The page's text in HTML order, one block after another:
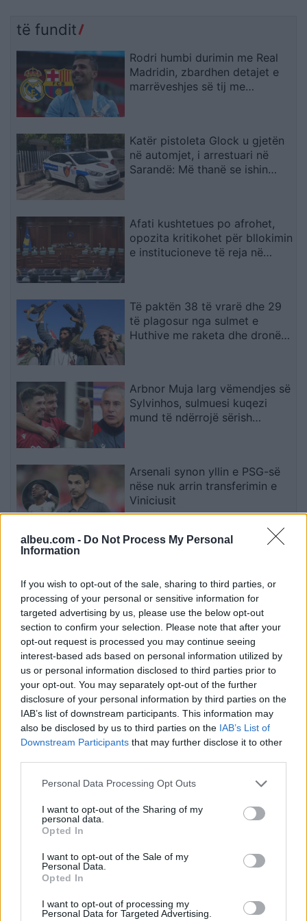
albeu.com - Do Not Process My Personal
Information
If you wish to opt-out of the sale, sharing to third parties, or
processing of your personal or sensitive information for
targeted advertising by us, please use the below opt-out
section to confirm your selection. Please note that after your
opt-out request is processed you may continue seeing
interest-based ads based on personal information utilized by
us or personal information disclosed to third parties prior to
your opt-out. You may separately opt-out of the further
disclosure of your personal information by third parties on the
IAB’s list of downstream participants. This information may
also be disclosed by us to third parties on the IAB’s List of
Downstream Participants that may further disclose it to other
Personal Data Processing Opt Outs
I want to opt-out of the Sharing of my
personal data.
Opted In
I want to opt-out of the Sale of my
Personal Data.
Opted In
I want to opt-out of processing my
Personal Data for Targeted Advertising.
të fundit
Rodri humbi durimin me Real
Madridin, zbardhen detajet e
marrëveshjes së tij me
Katër pistoleta Glock u gjetën
në automjet, i arrestuari në
Sarandë: Më thanë se ishin
Afati kushtetues po afrohet,
opozita kritikohet për bllokimin
e institucioneve të reja në
Të paktën 38 të vrarë dhe 29
të plagosur nga sulmet e
Huthive me raketa dhe dronë
Arbnor Muja larg vëmendjes së
Sylvinhos, sulmuesi kuqezi
mund të ndërrojë sërish
Arsenali synon yllin e PSG-së
nëse nuk arrin transferimin e
Viniciusit
konsumimin e një sasie të
madhe ilaçesh
Esim for Global
Esim for USA|Esim for Italy| Esim for Spain|Esim